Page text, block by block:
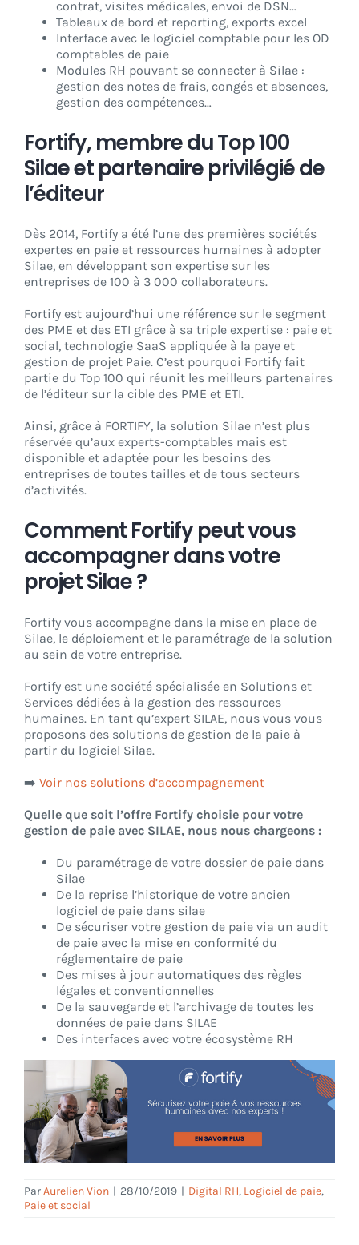
contrat, visites médicales, envoi de DSN…
Tableaux de bord et reporting, exports excel
Interface avec le logiciel comptable pour les OD
comptables de paie
Modules RH pouvant se connecter à Silae :
gestion des notes de frais, congés et absences,
gestion des compétences…
Fortify, membre du Top 100
Silae et partenaire privilégié de
l’éditeur
Dès 2014, Fortify a été l’une des premières sociétés
expertes en paie et ressources humaines à adopter
Silae, en développant son expertise sur les
entreprises de 100 à 3 000 collaborateurs.
Fortify est aujourd’hui une référence sur le segment
des PME et des ETI grâce à sa triple expertise : paie et
social, technologie SaaS appliquée à la paye et
gestion de projet Paie. C’est pourquoi Fortify fait
partie du Top 100 qui réunit les meilleurs partenaires
de l’éditeur sur la cible des PME et ETI.
Ainsi, grâce à FORTIFY, la solution Silae n’est plus
réservée qu’aux experts-comptables mais est
disponible et adaptée pour les besoins des
entreprises de toutes tailles et de tous secteurs
d’activités.
Comment Fortify peut vous
accompagner dans votre
projet Silae ?
Fortify vous accompagne dans la mise en place de
Silae, le déploiement et le paramétrage de la solution
au sein de votre entreprise.
Fortify est une société spécialisée en Solutions et
Services dédiées à la gestion des ressources
humaines. En tant qu’expert SILAE, nous vous vous
proposons des solutions de gestion de la paie à
partir du logiciel Silae.
➡️ Voir nos solutions d’accompagnement
Quelle que soit l’offre Fortify choisie pour votre
gestion de paie avec SILAE, nous nous chargeons :
Du paramétrage de votre dossier de paie dans
Silae
De la reprise l’historique de votre ancien
logiciel de paie dans silae
De sécuriser votre gestion de paie via un audit
de paie avec la mise en conformité du
réglementaire de paie
Des mises à jour automatiques des règles
légales et conventionnelles
De la sauvegarde et l’archivage de toutes les
données de paie dans SILAE
Des interfaces avec votre écosystème RH
ParAurelien Vion | 28/10/2019 | Digital RH, Logiciel de paie,
Paie et social